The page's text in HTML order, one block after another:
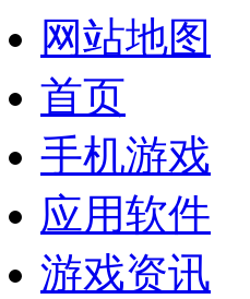
网站地图
首页
手机游戏
应用软件
游戏资讯